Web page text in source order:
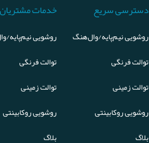
دسترسی سریع
روشویی نیم‌پایه/وال‌هنگ
توالت فرنگی
توالت زمینی
روشویی روکابینتی
بلاگ
خدمات مشتریان
روشویی نیم‌پایه/
توالت فرنگی
توالت زمینی
روشویی روکابینتی
بلاگ